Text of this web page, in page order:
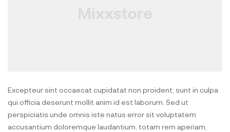
Excepteur sint occaecat cupidatat non proident, sunt in culpa
qui officia deserunt mollit anim id est laborum. Sed ut
perspiciatis unde omnis iste natus error sit voluptatem
accusantium doloremque laudantium, totam rem aperiam,